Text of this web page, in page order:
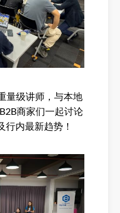
量级讲师，与本地
商家们一起讨论
行内最新趋势！